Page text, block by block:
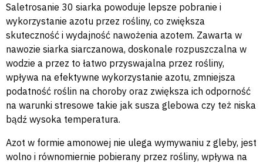
Saletrosanie 30 siarka powoduje lepsze pobranie i
wykorzystanie azotu przez rośliny, co zwiększa
skuteczność i wydajność nawożenia azotem. Zawarta w
nawozie siarka siarczanowa, doskonale rozpuszczalna w
wodzie a przez to łatwo przyswajalna przez rośliny,
wpływa na efektywne wykorzystanie azotu, zmniejsza
podatność roślin na choroby oraz zwiększa ich odporność
na warunki stresowe takie jak susza glebowa czy też niska
bądź wysoka temperatura.
Azot w formie amonowej nie ulega wymywaniu z gleby, jest
wolno i równomiernie pobierany przez rośliny, wpływa na